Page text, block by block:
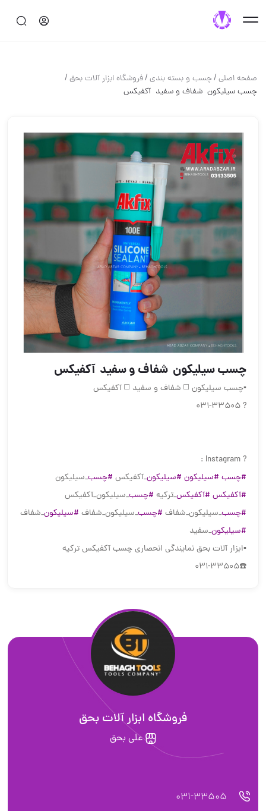
صفحه اصلی/چسب و بسته بندي/فروشگاه ابزار آلات بحق/
️چسب سیلیکون ️ شفاف و سفید ️ آکفیکس
️چسب سیلیکون ️ شفاف و سفید ️ آکفیکس
▪️چسب سیلیکون ◻️ شفاف و سفید ◻️ آکفیکس
? 031-33505
? Instagram :
#چسب #سیلیکون #سیلیکون_آکفیکس #چسب_سیلیکون
#آکفیکس #آکفیکس_ترکیه #چسب_سیلیکون_آکفیکس
#چسب_سیلیکون_شفاف #چسب_سیلیکون_شفاف #سیلیکون_شفاف
#سیلیکون_سفید
▪️ابزار آلات بحق نمایندگی انحصاری چسب آکفیکس ترکیه
☎️031-33505
فروشگاه ابزار آلات بحق
علی بحق
031-33505